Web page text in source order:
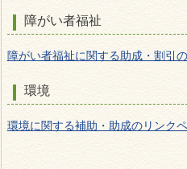
障がい者福祉
障がい者福祉に関する助成・割引
環境
環境に関する補助・助成のリンク